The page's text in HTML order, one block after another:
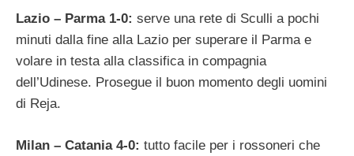
Lazio – Parma 1-0: serve una rete di Sculli a pochi
minuti dalla fine alla Lazio per superare il Parma e
volare in testa alla classifica in compagnia
dell’Udinese. Prosegue il buon momento degli uomini
di Reja.
Milan – Catania 4-0: tutto facile per i rossoneri che